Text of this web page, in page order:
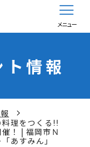
メニュー
情報
理をつくる!!
！ | 福岡市Ｎ
あすみん」